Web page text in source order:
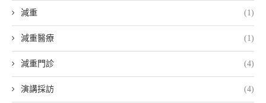
減重 (1)
減重醫療 (1)
減重門診 (4)
演講採訪 (4)